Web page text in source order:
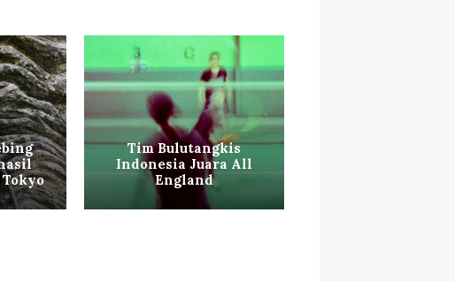
Tim Bulutangkis
Indonesia Juara All
England